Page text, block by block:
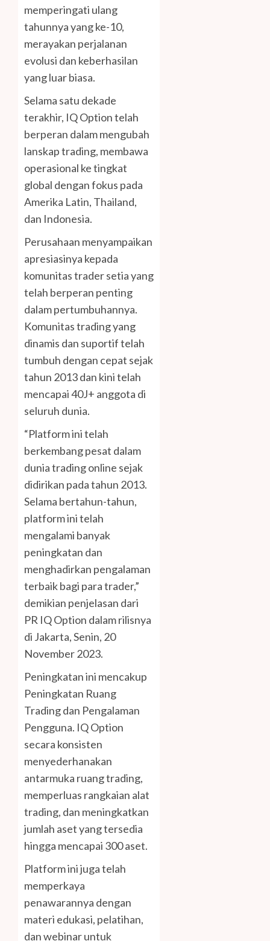
memperingati ulang
tahunnya yang ke-10,
merayakan perjalanan
evolusi dan keberhasilan
yang luar biasa.
Selama satu dekade
terakhir, IQ Option telah
berperan dalam mengubah
lanskap trading, membawa
operasional ke tingkat
global dengan fokus pada
Amerika Latin, Thailand,
dan Indonesia.
Perusahaan menyampaikan
apresiasinya kepada
komunitas trader setia yang
telah berperan penting
dalam pertumbuhannya.
Komunitas trading yang
dinamis dan suportif telah
tumbuh dengan cepat sejak
tahun 2013 dan kini telah
mencapai 40J+ anggota di
seluruh dunia.
“Platform ini telah
berkembang pesat dalam
dunia trading online sejak
didirikan pada tahun 2013.
Selama bertahun-tahun,
platform ini telah
mengalami banyak
peningkatan dan
menghadirkan pengalaman
terbaik bagi para trader,”
demikian penjelasan dari
PR IQ Option dalam rilisnya
di Jakarta, Senin, 20
November 2023.
Peningkatan ini mencakup
Peningkatan Ruang
Trading dan Pengalaman
Pengguna. IQ Option
secara konsisten
menyederhanakan
antarmuka ruang trading,
memperluas rangkaian alat
trading, dan meningkatkan
jumlah aset yang tersedia
hingga mencapai 300 aset.
Platform ini juga telah
memperkaya
penawarannya dengan
materi edukasi, pelatihan,
dan webinar untuk